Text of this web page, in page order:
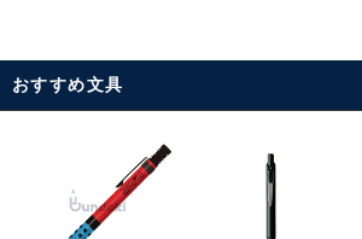
おすすめ文具